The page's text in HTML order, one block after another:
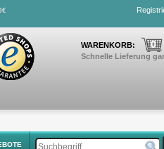
WARENKORB: 0
Schnelle Lieferung